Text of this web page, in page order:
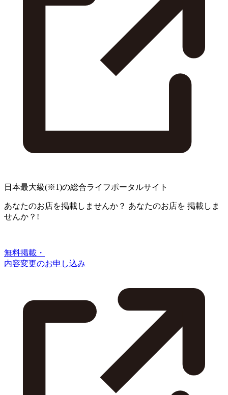
日本最大級(※1)の総合ライフポータルサイト
あなたのお店を掲載しませんか？ あなたのお店を 掲載しま
せんか？!
無料掲載・
内容変更のお申し込み